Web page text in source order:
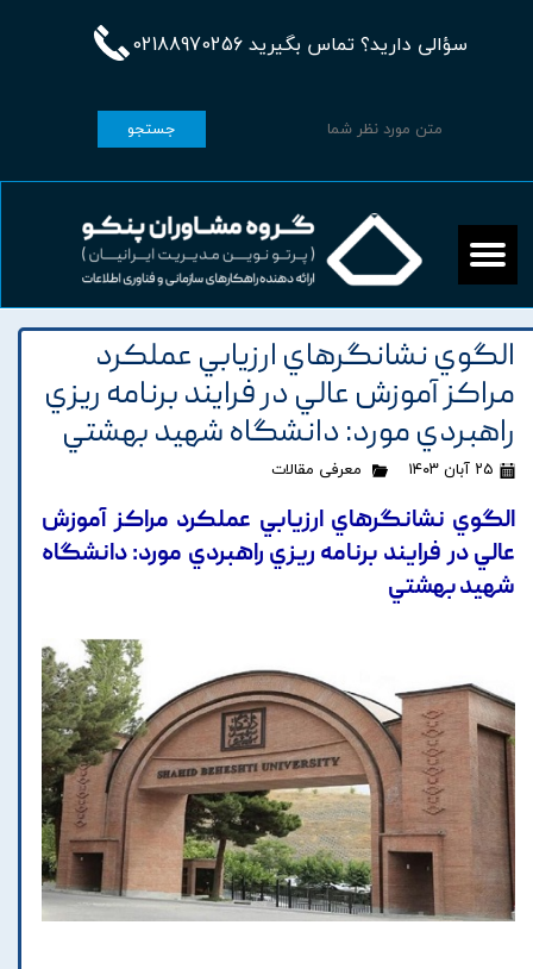
سؤالی دارید؟ تماس بگیرید 02188970256
جستجو
الگوي نشانگرهاي ارزيابي عملکرد
مراکز آموزش عالي در فرايند برنامه ريزي
راهبردي مورد: دانشگاه شهيد بهشتي
۲۵ آبان ۱۴۰۳ معرفی مقالات
الگوي نشانگرهاي ارزيابي عملکرد مراکز آموزش
عالي در فرايند برنامه ريزي راهبردي مورد: دانشگاه
شهيد بهشتي